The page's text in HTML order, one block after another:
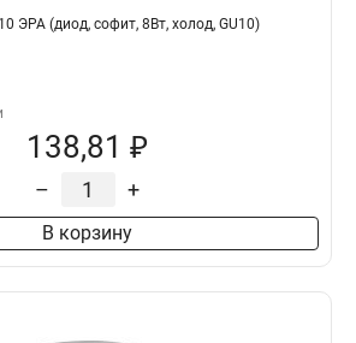
ЭРА (диод, софит, 8Вт, холод, GU10)
138,81 ₽
– +
В корзину